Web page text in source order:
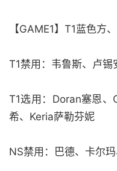
【GAME1】T1蓝色方
T1禁用：韦鲁斯、卢
T1选用：Doran塞恩
希、Keria萨勒芬妮
NS禁用：巴德、卡尔